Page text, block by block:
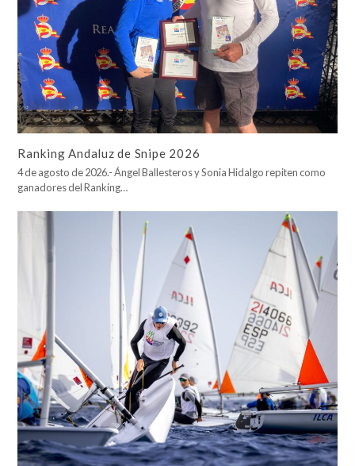
Ranking Andaluz de Snipe 2026
4 de agosto de 2026.- Ángel Ballesteros y Sonia Hidalgo repiten como
ganadores del Ranking…